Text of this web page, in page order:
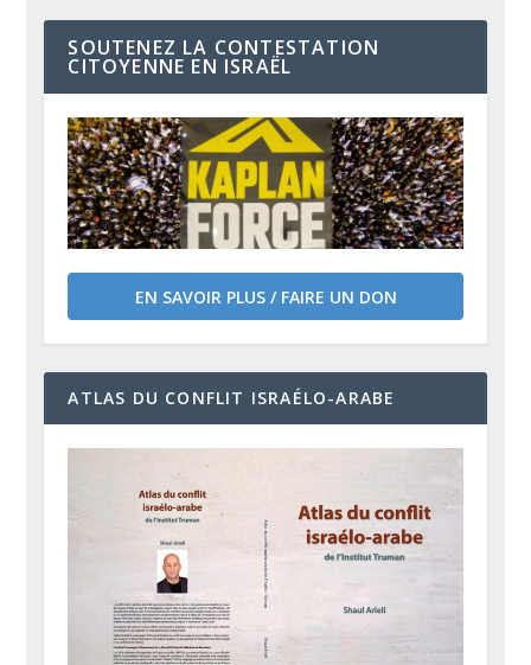
SOUTENEZ LA CONTESTATION
CITOYENNE EN ISRAËL
EN SAVOIR PLUS / FAIRE UN DON
ATLAS DU CONFLIT ISRAÉLO-ARABE